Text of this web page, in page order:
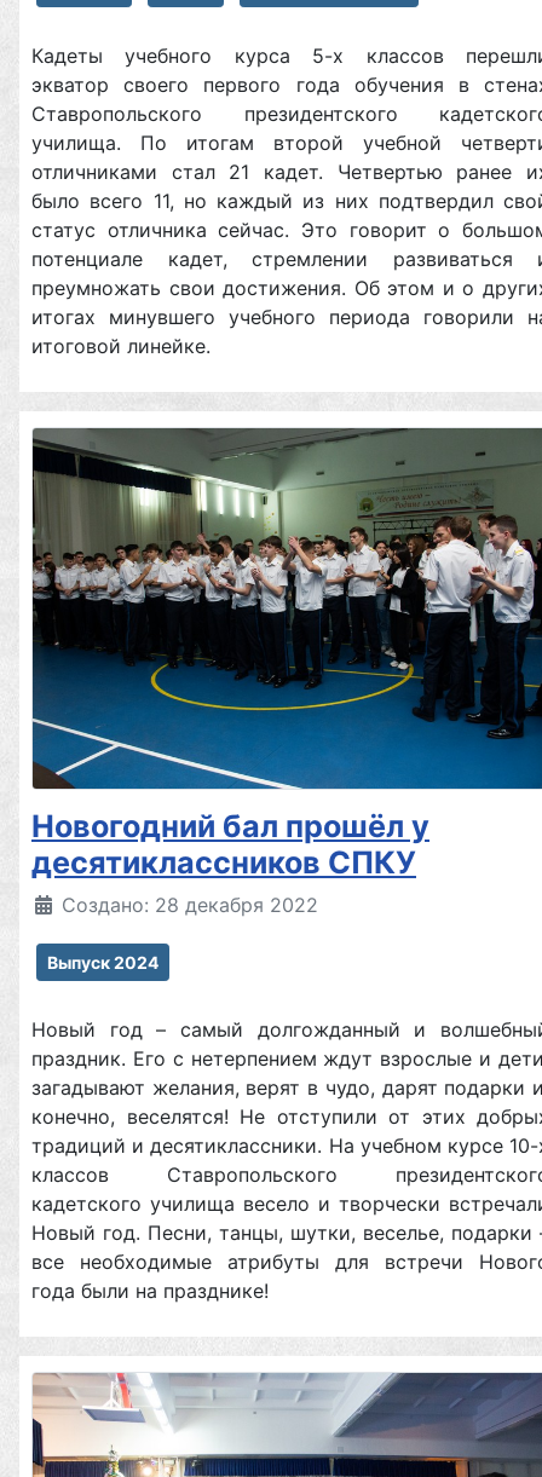
Кадеты учебного курса 5-х классов
экватор своего первого года обучения в
Ставропольского президентского
училища. По итогам второй учебной
отличниками стал 21 кадет. Четвертью ранее
было всего 11, но каждый из них подтвердил
статус отличника сейчас. Это говорит о
потенциале кадет, стремлении развиваться
преумножать свои достижения. Об этом и о
итогах минувшего учебного периода говорили
итоговой линейке.
Новогодний бал прошёл у
десятиклассников СПКУ
Создано: 28 декабря 2022
Выпуск 2024
Новый год – самый долгожданный и
праздник. Его с нетерпением ждут взрослые и
загадывают желания, верят в чудо, дарят подарки
конечно, веселятся! Не отступили от этих
традиций и десятиклассники. На учебном курсе 10-
классов Ставропольского
кадетского училища весело и творчески
Новый год. Песни, танцы, шутки, веселье, подарки
все необходимые атрибуты для встречи
года были на празднике!